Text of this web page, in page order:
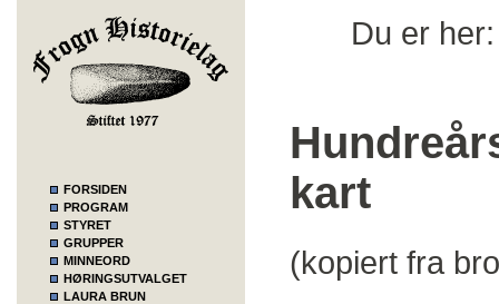
FORSIDEN
PROGRAM
STYRET
GRUPPER
MINNEORD
HØRINGSUTVALGET
LAURA BRUN
Du er
kart
(kopiert fra